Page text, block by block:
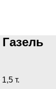
Газель
1,5 т.